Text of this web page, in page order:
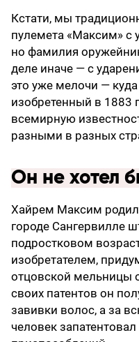
Кстати, мы
пулемета «Максим» с
но фамилия
деле иначе — с
это уже мелочи — куда
изобретенный в 1883
всемирную
разными в разных
Он не хотел
Хайрем Максим
городе Сангервилле
подростковом
изобретателем,
отцовской мельницы
своих патентов он
завивки волос, а за
человек